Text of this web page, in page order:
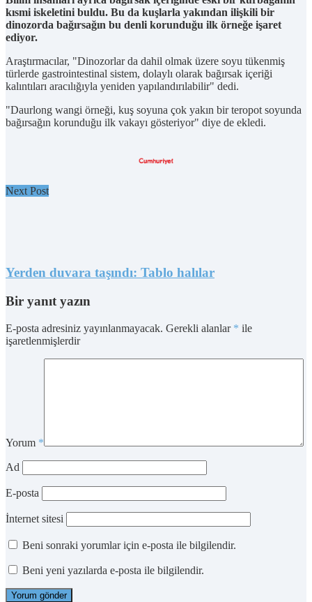
kısmi iskeletini buldu. Bu da kuşlarla yakından ilişkili bir
dinozorda bağırsağın bu denli korunduğu ilk örneğe işaret
ediyor.
Araştırmacılar, "Dinozorlar da dahil olmak üzere soyu tükenmiş
türlerde gastrointestinal sistem, dolaylı olarak bağırsak içeriği
kalıntıları aracılığıyla yeniden yapılandırılabilir" dedi.
"Daurlong wangi örneği, kuş soyuna çok yakın bir teropot soyunda
bağırsağın korunduğu ilk vakayı gösteriyor" diye de ekledi.
Next Post
Yerden duvara taşındı: Tablo halılar
Bir yanıt yazın
E-posta adresiniz yayınlanmayacak. Gerekli alanlar * ile
işaretlenmişlerdir
Yorum *
Ad
E-posta
İnternet sitesi
Beni sonraki yorumlar için e-posta ile bilgilendir.
Beni yeni yazılarda e-posta ile bilgilendir.